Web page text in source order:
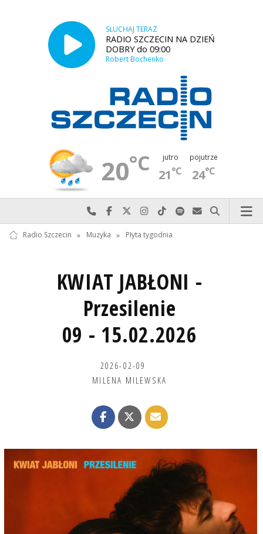
SŁUCHAJ TERAZ
RADIO SZCZECIN NA DZIEŃ
DOBRY do 09:00
Robert Bochenko
20°C jutro
21°C
pojutrze
24°C
Najlepiej po prostu do nas zadzwoń
Odwiedź nas na Facebook-u
Odwiedź nas na X
Odwiedź nas na Instagram-ie
Odwiedź nas na TikTok-u
Szukaj nas na Spotify
Wyślij do nas
Szukaj
Radio Szczecin » Muzyka » Płyta tygodnia
KWIAT JABŁONI -
Przesilenie
09 - 15.02.2026
2026-02-09
MILENA MILEWSKA